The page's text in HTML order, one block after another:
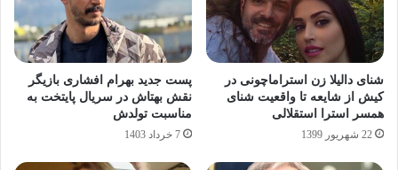
شنای دالیلا زن استراماچونی در
کیش از شایعه تا واقعیت شنای
همسر استرا استقلالی
22 شهریور 1399
پست جدید بهرام افشاری بازیگر
نقش بهتاش در سریال پایتخت به
مناسبت تولدش
7 خرداد 1403